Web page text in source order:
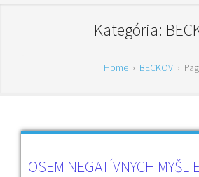
Kategória:
Home› BECKOV›
OSEM NEGATÍVNYCH